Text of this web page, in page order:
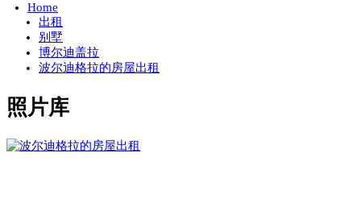
Home
出租
别墅
博尔迪盖拉
波尔迪格拉的房屋出租
照片库